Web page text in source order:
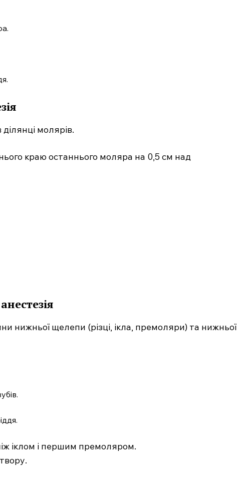
молярів.
краю останнього моляра на 0,5 см над
нижньої щелепи (різці, ікла, премоляри) та нижньої
іклом і першим премоляром.